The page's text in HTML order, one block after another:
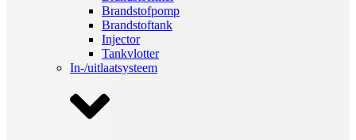
Brandstofpomp
Brandstoftank
Injector
Tankvlotter
In-/uitlaatsysteem